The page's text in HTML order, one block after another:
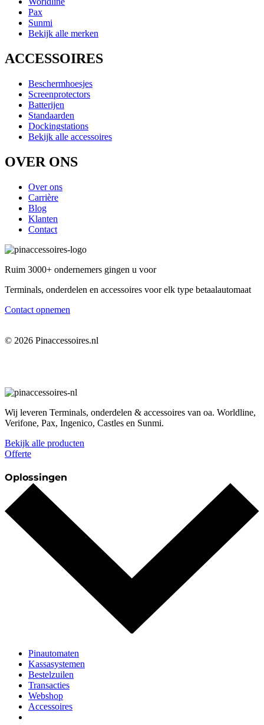
Pax
Sunmi
Bekijk alle merken
ACCESSOIRES
Beschermhoesjes
Screenprotectors
Batterijen
Standaarden
Dockingstations
Bekijk alle accessoires
OVER ONS
Over ons
Carrière
Blog
Klanten
Contact
Ruim 3000+ ondernemers gingen u voor
Terminals, onderdelen en accessoires voor elk type betaalautomaat
Contact opnemen
© 2026 Pinaccessoires.nl
Wij leveren Terminals, onderdelen & accessoires van oa. Worldline,
Verifone, Pax, Ingenico, Castles en Sunmi.
Bekijk alle producten
Offerte
Oplossingen
Pinautomaten
Kassasystemen
Bestelzuilen
Transacties
Webshop
Accessoires